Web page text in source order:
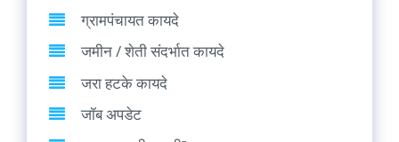
ग्रामपंचायत कायदे
जमीन / शेती संदर्भात कायदे
जरा हटके कायदे
जॉब अपडेट